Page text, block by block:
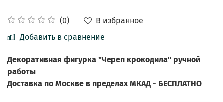
(0)
В избранное
Добавить в сравнение
Декоративная фигурка "Череп крокодила" ручной
работы
Доставка по Москве в пределах МКАД - БЕСПЛАТНО